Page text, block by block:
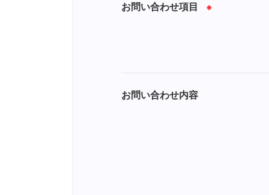
お問い合わせ項目 ※
お問い合わせ内容